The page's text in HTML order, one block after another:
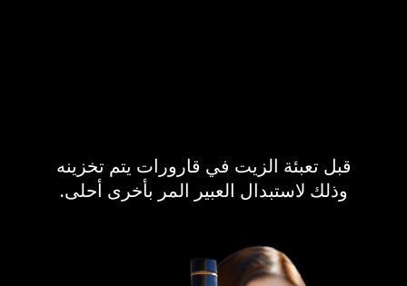
قبل تعبئة الزيت في قارورات يتم تخزينه
وذلك لاستبدال العبير المر بأخرى أحلى.